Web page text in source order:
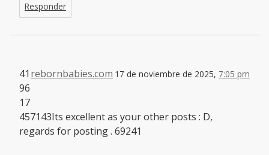
Responder
rebornbabies.com 17 de noviembre de 2025, 7:05 pm
41
96
17
457143Its excellent as your other posts : D,
regards for posting . 69241